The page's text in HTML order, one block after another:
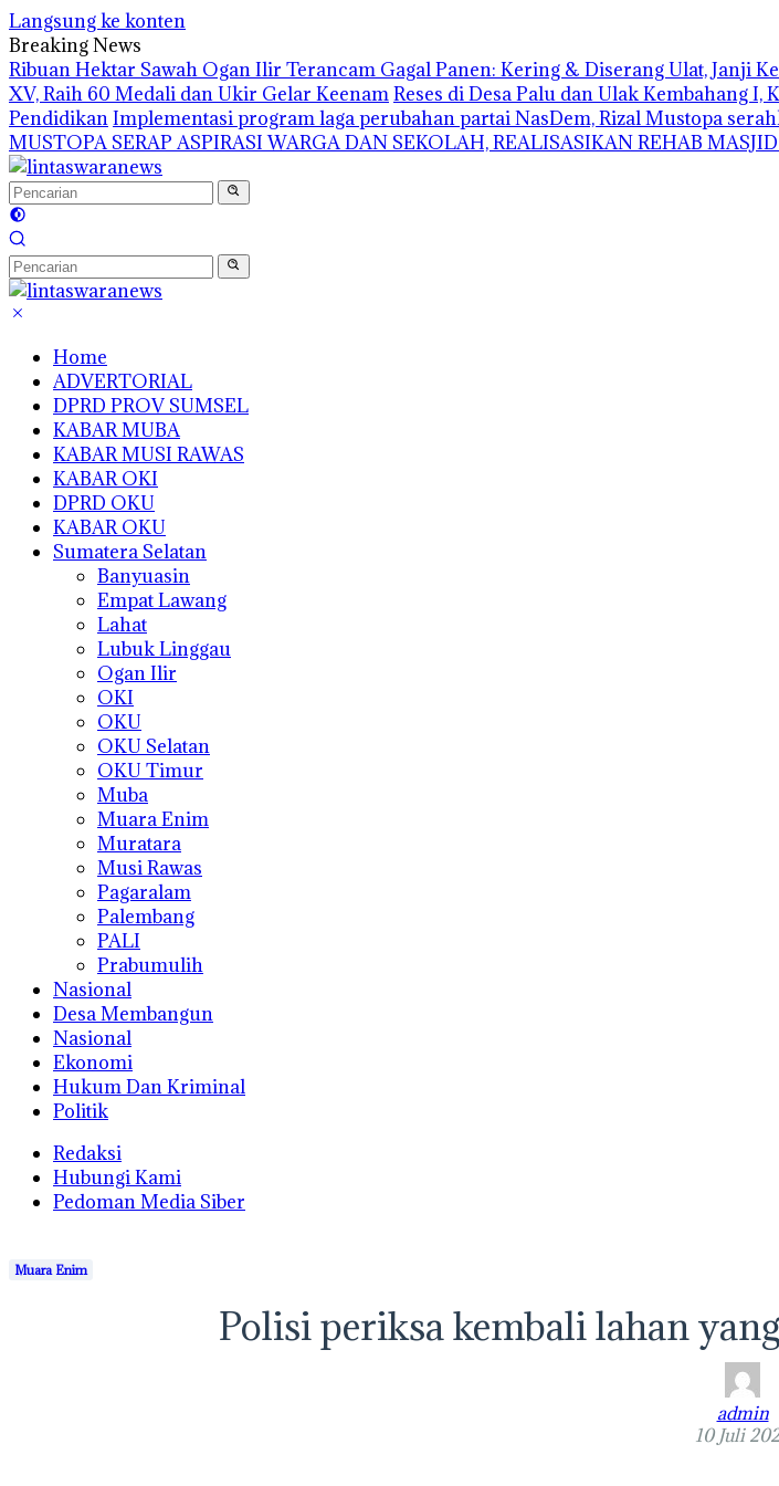
Langsung ke konten
Breaking News
Ribuan Hektar Sawah Ogan Ilir Terancam Gagal Panen: Kering & Diserang Ulat, Janji
XV, Raih 60 Medali dan Ukir Gelar KeenamReses di Desa Palu dan Ulak Kembahang
PendidikanImplementasi program laga perubahan partai NasDem, Rizal Mustopa
MUSTOPA SERAP ASPIRASI WARGA DAN SEKOLAH, REALISASIKAN REHAB
Home
ADVERTORIAL
DPRD PROV SUMSEL
KABAR MUBA
KABAR MUSI RAWAS
KABAR OKI
DPRD OKU
KABAR OKU
Sumatera Selatan
Banyuasin
Empat Lawang
Lahat
Lubuk Linggau
Ogan Ilir
OKI
OKU
OKU Selatan
OKU Timur
Muba
Muara Enim
Muratara
Musi Rawas
Pagaralam
Palembang
PALI
Prabumulih
Nasional
Desa Membangun
Nasional
Ekonomi
Hukum Dan Kriminal
Politik
Redaksi
Hubungi Kami
Pedoman Media Siber
Muara Enim
Polisi periksa kembali lahan
admin
10 Juli